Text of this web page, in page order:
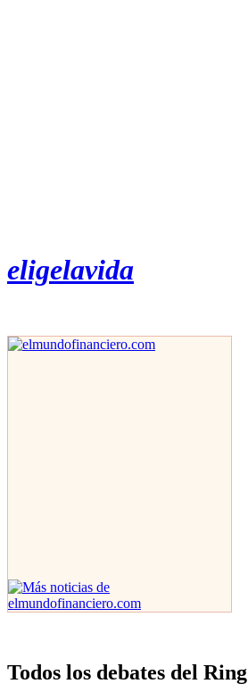
eligelavida
Todos los debates del